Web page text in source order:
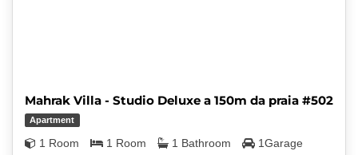
Mahrak Villa - Studio Deluxe a 150m da praia #502
Apartment
1 Room 1 Room 1 Bathroom 1Garage